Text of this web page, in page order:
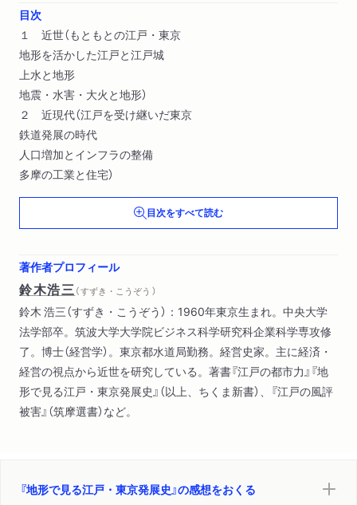
目次
１ 近世（もともとの江戸・東京
地形を活かした江戸と江戸城
上水と地形
地震・水害・大火と地形）
２ 近現代（江戸を受け継いだ東京
鉄道発展の時代
人口増加とインフラの整備
多摩の工業と住宅）
目次をすべて読む
著作者プロフィール
鈴木浩三 （ すずき・こうぞう ）
鈴木 浩三（すずき・こうぞう）：1960年東京生まれ。中央大学
法学部卒。筑波大学大学院ビジネス科学研究科企業科学専攻修
了。博士（経営学）。東京都水道局勤務。経営史家。主に経済・
経営の視点から近世を研究している。著書『江戸の都市力』『地
形で見る江戸・東京発展史』（以上、ちくま新書）、『江戸の風評
被害』（筑摩選書）など。
『地形で見る江戸・東京発展史』の感想をおくる